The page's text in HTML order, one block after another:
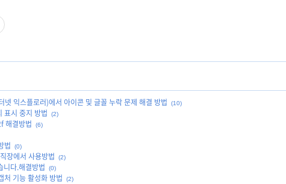
익스플로러)에서 아이콘 및 글꼴 누락 문제 해결 방법 (10)
표시 중지 방법 (2)
해결방법 (6)
법 (0)
장에서 사용방법 (2)
니다.해결방법 (0)
기능 활성화 방법 (2)